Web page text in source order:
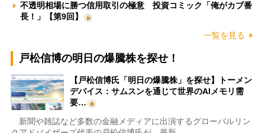
不透明相場に勝つ信用取引の極意 投資コミック「俺がカブ番
長！」【第9回】
一覧を見る
戸松信博の明日の爆騰株を探せ！
【戸松信博氏「明日の爆騰株」を探せ】トーメン
デバイス：サムスンを通じて世界のAIメモリ需
要…
新聞や雑誌など多数の金融メディアに出演するグローバルリン